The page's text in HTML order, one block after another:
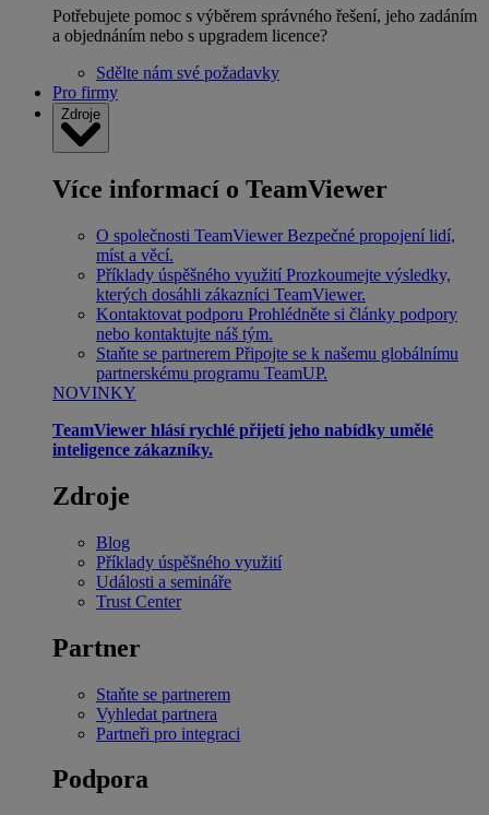
Potřebujete pomoc s výběrem správného řešení, jeho zadáním
a objednáním nebo s upgradem licence?
Sdělte nám své požadavky
Pro firmy
Zdroje
Více informací o TeamViewer
O společnosti TeamViewer Bezpečné propojení lidí,
míst a věcí.
Příklady úspěšného využití Prozkoumejte výsledky,
kterých dosáhli zákazníci TeamViewer.
Kontaktovat podporu Prohlédněte si články podpory
nebo kontaktujte náš tým.
Staňte se partnerem Připojte se k našemu globálnímu
partnerskému programu TeamUP.
NOVINKY
TeamViewer hlásí rychlé přijetí jeho nabídky umělé
inteligence zákazníky.
Zdroje
Blog
Příklady úspěšného využití
Události a semináře
Trust Center
Partner
Staňte se partnerem
Vyhledat partnera
Partneři pro integraci
Podpora